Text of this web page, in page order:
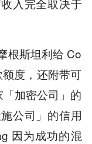
入完全取决于
根斯坦利给 Co
度，还附带可
加密公司」的
公司」的信用
因为成功的混